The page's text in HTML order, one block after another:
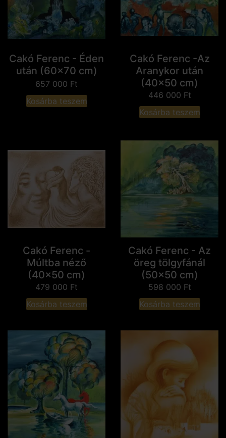
Cakó Ferenc - Éden
után (60x70 cm)
657 000 Ft
Kosárba teszem
Cakó Ferenc -Az
Aranykor után
(40x50 cm)
446 000 Ft
Kosárba teszem
Cakó Ferenc -
Múltba néző
(40x50 cm)
479 000 Ft
Kosárba teszem
Cakó Ferenc - Az
öreg tölgyfánál
(50x50 cm)
598 000 Ft
Kosárba teszem